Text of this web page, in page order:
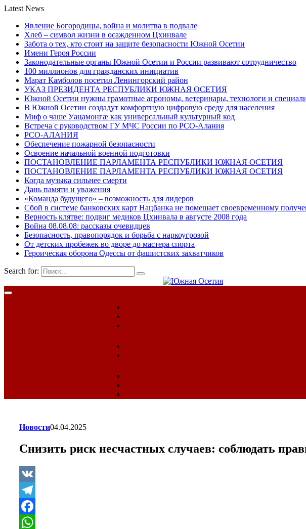
Latest News
Явление Богородицы, война и молитва в подвале
Хлеб – символ жизни в осажденном Цхинвале
Забота о тех, кто стоит на защите безопасности Южной Осетии
Имени Героя России
Законодательные органы Южной Осетии и России развивают сотрудничество
100 миллионов для гражданских инициатив
Марат Камболов посетил Ленингорский район
УКАЗ ПРЕЗИДЕНТА РЕСПУБЛИКИ ЮЖНАЯ ОСЕТИЯ
Южной Осетии нужны грамотные агрономы, ветеринары, технологи и
В Южной Осетии создадут комфортную цифровую среду для населения
Миф о чаше Уацамонгæ как универсальный культурный код
Встреча с руководством ГУ МЧС России по РСО-Алания
РСО-АЛАНИЯ
Обеспечение пожарной безопасности
Освоение начальной военной подготовки
ПОСТАНОВЛЕНИЕ ПАРЛАМЕНТА РЕСПУБЛИКИ ЮЖНАЯ ОСЕТИЯ
ПОСТАНОВЛЕНИЕ ПАРЛАМЕНТА РЕСПУБЛИКИ ЮЖНАЯ ОСЕТИЯ
Когда музыка сильнее смерти
Дань памяти и уважения
«Команда будущего» – возможность для лидеров
Сбой в системе банковских карт Нацбанка не помешает своевременному
Верность клятве: подвиг медиков Цхинвала в августе 2008 года
Война 08.08.08: рассказы очевидцев
Безопасность, правопорядок и борьба с наркоугрозой
От детских пробежек во дворе до мастера спорта
Героическая оборона Одессы от фашистских захватчиков
Search for:
Новости04.04.2025
Снизить риск несчастных случаев: соблюдать
VK
Telegram
Facebook